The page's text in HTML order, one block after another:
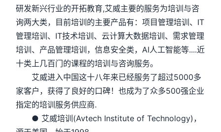
研发新兴行业的开拓教育,艾威主要的服务为培训与咨
询两大类，目前培训的主要产品有：项目管理培训、IT
管理培训、IT技术培训、云计算大数据培训、需求管理
培训、产品管理培训，信息安全类，AI人工智能等....近
十类上几百门的课程的培训与咨询服务。
艾威进入中国这十八年来已经服务了超过5000多
家客户，获得了良好的口碑！也成为了众多500强企业
指定的培训服务供应商.
● 艾威培训(Avtech Institute of Technology)，